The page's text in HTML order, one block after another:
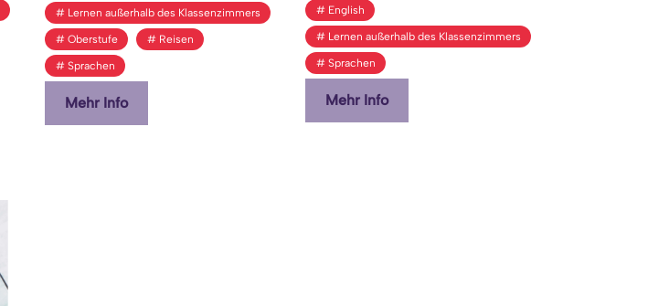
Lernen außerhalb des Klassenzimmers
Oberstufe Reisen
Sprachen
Mehr Info
English
Lernen außerhalb des Klassenzimmers
Sprachen
Mehr Info